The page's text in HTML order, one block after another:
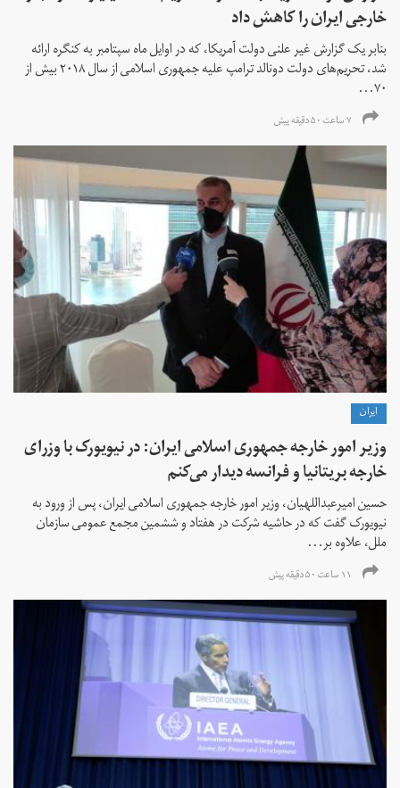
خارجی ایران را کاهش داد
بنابر یک گزارش غیر علنی دولت آمریکا، که در اوایل ماه سپتامبر به کنگره ارائه
شد، تحریم‌های دولت دونالد ترامپ علیه جمهوری اسلامی از سال ۲۰۱۸ بیش از
۷۰...
۷ ساعت ۵۰ دقیقه پیش
ايران
وزیر امور خارجه جمهوری اسلامی ایران: در نیویورک با وزرای
خارجه بریتانیا و فرانسه دیدار می‌کنم
حسین امیرعبداللهیان، وزیر امور خارجه جمهوری اسلامی ایران، پس از ورود به
نیویورک گفت که در حاشیه شرکت در هفتاد و ششمین مجمع عمومی سازمان
ملل، علاوه بر...
۱۱ ساعت ۵۰ دقیقه پیش